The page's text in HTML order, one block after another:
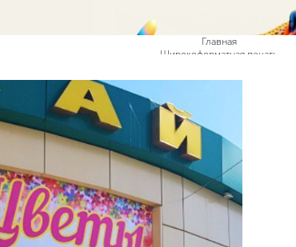
Главная
Широкоформатная печать